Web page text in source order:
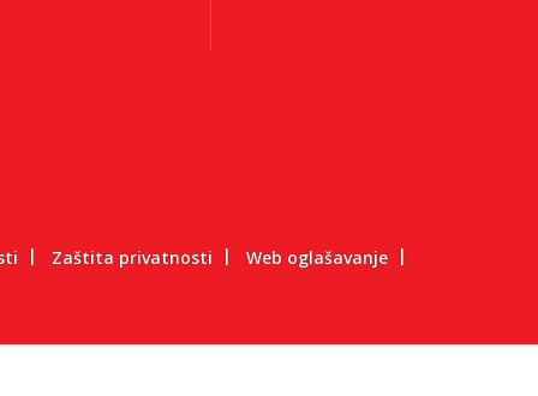
Zaštita privatnosti Web oglašavanje